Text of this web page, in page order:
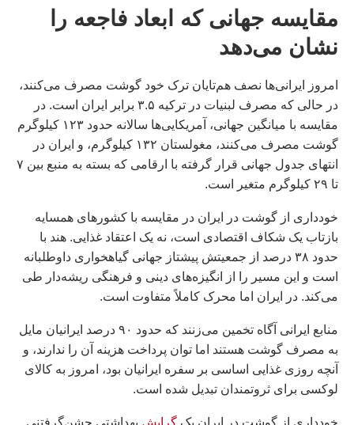
مقایسه جهانی که ابعاد فاجعه را
نشان می‌دهد
امروز ایرانی‌ها نصف هم‌تایان ترک خود گوشت مصرف می‌کنند،
در حالی که مصرف لبنیات در ترکیه ۳.۵ برابر ایران است. در
مقایسه با میانگین جهانی، آمریکایی‌ها سالانه حدود ۱۲۳ کیلوگرم
گوشت مصرف می‌کنند، مغولستان ۱۳۲ کیلوگرم، و ایران در
انتهای جدول جهانی قرار گرفته با ارقامی که بسته به منبع بین ۷
تا ۲۹ کیلوگرم متغیر است.
خودداری از گوشت در ایران در مقایسه با کشورهای همسایه
بازتاب یک شکاف اقتصادی است، نه یک اعتقاد غذایی. هند با
حدود ۳۸ درصد از جمعیتش پیشتاز جهانی گیاهخواری داوطلبانه
است و این مسیر را از انگیزه‌های دینی و فرهنگی ریشه‌دار طی
می‌کند. در ایران اما محرک کاملاً متفاوت است.
منابع ایرانی آگاه تخمین می‌زنند که حدود ۹۰ درصد ایرانیان مایل
به مصرف گوشت هستند اما توان پرداخت هزینه آن را ندارند، و
آنچه روزی غذایی اساسی بر سفره ایرانیان بود، امروز به کالای
لوکسی برای ثروتمندان تبدیل شده است.